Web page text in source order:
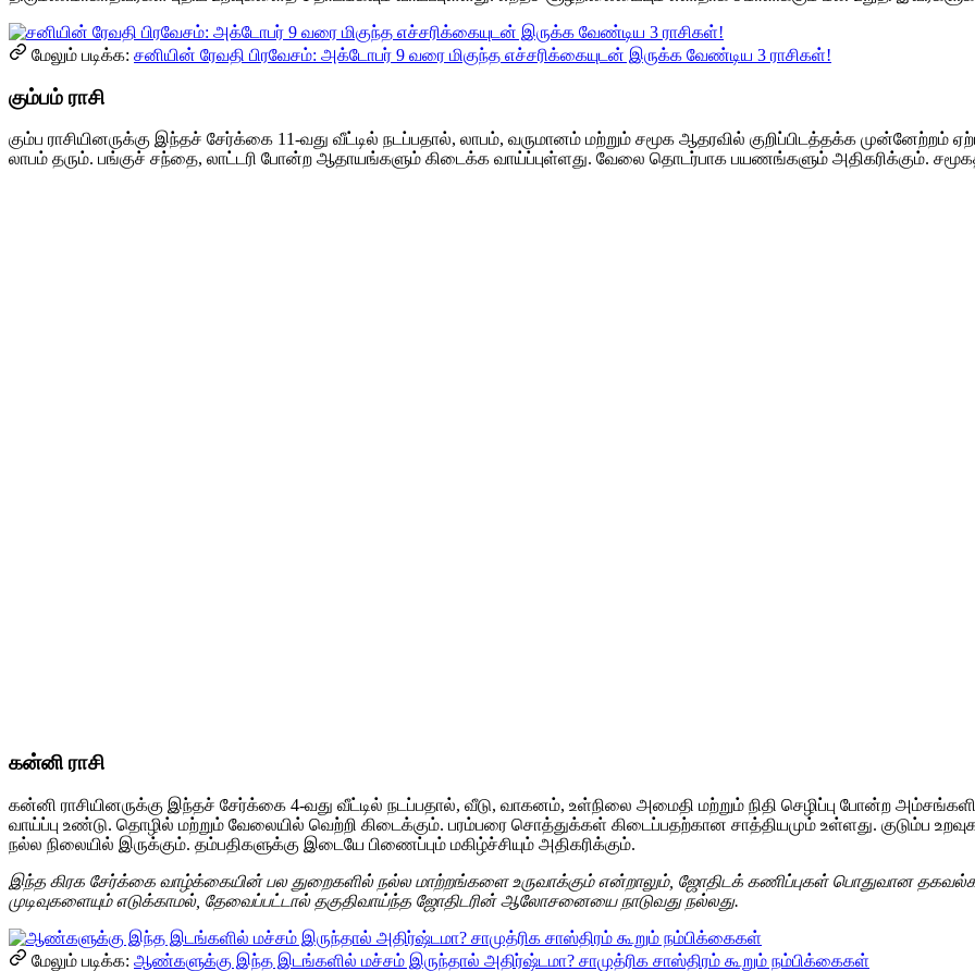
மேலும் படிக்க: சனியின் ரேவதி பிரவேசம்: அக்டோபர் 9 வரை மிகுந்த எச்சரிக்கையுடன் இருக்க வேண்டிய 3 ராசிகள்!
கும்பம் ராசி
கும்ப ராசியினருக்கு இந்தச் சேர்க்கை 11-வது வீட்டில் நடப்பதால், லாபம், வருமானம் மற்றும் சமூக ஆதரவில் குறிப்பிடத்தக்க முன்னேற்றம்
லாபம் தரும். பங்குச் சந்தை, லாட்டரி போன்ற ஆதாயங்களும் கிடைக்க வாய்ப்புள்ளது. வேலை தொடர்பாக பயணங்களும் அதிகரிக்கும்.
கன்னி ராசி
கன்னி ராசியினருக்கு இந்தச் சேர்க்கை 4-வது வீட்டில் நடப்பதால், வீடு, வாகனம், உள்நிலை அமைதி மற்றும் நிதி செழிப்பு போன்ற
வாய்ப்பு உண்டு. தொழில் மற்றும் வேலையில் வெற்றி கிடைக்கும். பரம்பரை சொத்துக்கள் கிடைப்பதற்கான சாத்தியமும் உள்ளது. குடும்ப
நல்ல நிலையில் இருக்கும். தம்பதிகளுக்கு இடையே பிணைப்பும் மகிழ்ச்சியும் அதிகரிக்கும்.
இந்த கிரக சேர்க்கை வாழ்க்கையின் பல துறைகளில் நல்ல மாற்றங்களை உருவாக்கும் என்றாலும், ஜோதிடக் கணிப்புகள் பொதுவான
முடிவுகளையும் எடுக்காமல், தேவைப்பட்டால் தகுதிவாய்ந்த ஜோதிடரின் ஆலோசனையை நாடுவது நல்லது.
மேலும் படிக்க: ஆண்களுக்கு இந்த இடங்களில் மச்சம் இருந்தால் அதிர்ஷ்டமா? சாமுத்ரிக சாஸ்திரம் கூறும் நம்பிக்கைகள்